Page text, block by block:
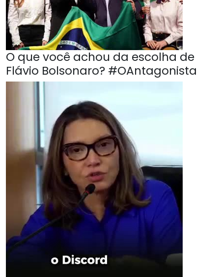
O que você achou da escolha de
Flávio Bolsonaro? #OAntagonista